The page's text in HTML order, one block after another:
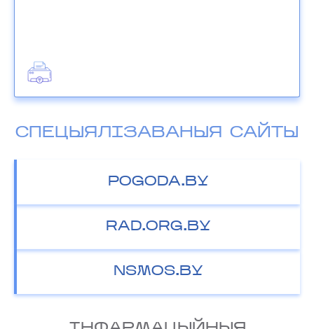
СПЕЦЫЯЛІЗАВАНЫЯ САЙТЫ
POGODA.BY
RAD.ORG.BY
NSMOS.BY